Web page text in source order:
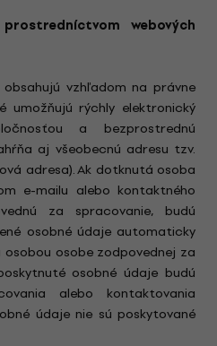
webových
obsahujú vzhľadom na právne
umožňujú rýchly elektronický
a bezprostrednú
aj všeobecnú adresu tzv.
adresa). Ak dotknutá osoba
e-mailu alebo kontaktného
za spracovanie, budú
osobné údaje automaticky
osobe zodpovednej za
osobné údaje budú
alebo kontaktovania
údaje nie sú poskytované